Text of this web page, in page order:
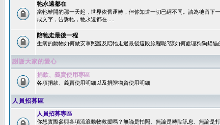
牠永遠都在
當牠離開的那一天起，世界依舊運轉，但你知道一切已經不同。請為牠留下
成文字，告訴牠，牠永遠都在.....
陪牠走最後一程
生病的動物如何做安寧照護及陪牠走過最後這段旅程呢?該如何處理狗狗貓貓
謝謝大家的愛心
捐款、義賣使用專區
各項捐款、義賣使用明細以及捐贈物資使用明細
人員招募區
人員招募專區
你想實際參與各項流浪動物救援嗎？無論是拍照、無論是轉貼訊息、無論是